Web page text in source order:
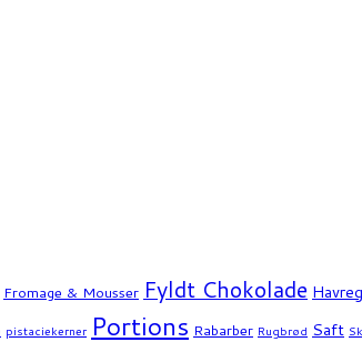
Fromage & Mousser Fyldt Chokolade
pistaciekerner Portions Rabarber Rugbrød Saft